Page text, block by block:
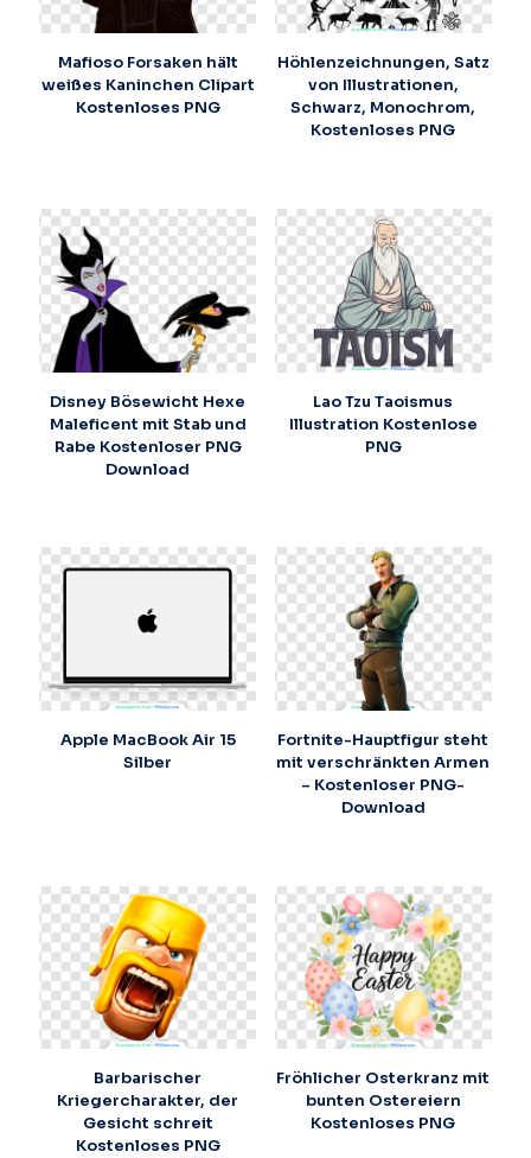
Mafioso Forsaken hält
weißes Kaninchen Clipart
Kostenloses PNG
Höhlenzeichnungen, Satz
von Illustrationen,
Schwarz, Monochrom,
Kostenloses PNG
Disney Bösewicht Hexe
Maleficent mit Stab und
Rabe Kostenloser PNG
Download
Lao Tzu Taoismus
Illustration Kostenlose
PNG
Apple MacBook Air 15
Silber
Fortnite-Hauptfigur steht
mit verschränkten Armen
– Kostenloser PNG-
Download
Barbarischer
Kriegercharakter, der
Gesicht schreit
Kostenloses PNG
Fröhlicher Osterkranz mit
bunten Ostereiern
Kostenloses PNG